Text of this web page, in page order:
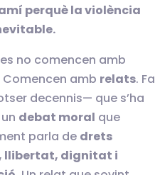
perquè la violència
no comencen amb
Comencen amb relats. Fa
decennis— que s’ha
debat moral que
parla de drets
llibertat, dignitat i